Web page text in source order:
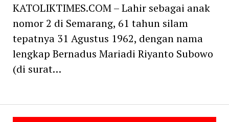
KATOLIKTIMES.COM – Lahir sebagai anak
nomor 2 di Semarang, 61 tahun silam
tepatnya 31 Agustus 1962, dengan nama
lengkap Bernadus Mariadi Riyanto Subowo
(di surat…